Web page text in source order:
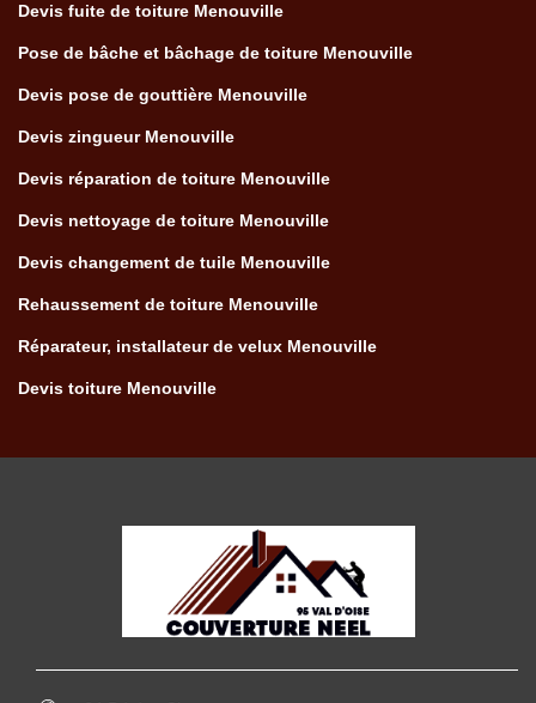
Devis fuite de toiture Menouville
Pose de bâche et bâchage de toiture Menouville
Devis pose de gouttière Menouville
Devis zingueur Menouville
Devis réparation de toiture Menouville
Devis nettoyage de toiture Menouville
Devis changement de tuile Menouville
Rehaussement de toiture Menouville
Réparateur, installateur de velux Menouville
Devis toiture Menouville